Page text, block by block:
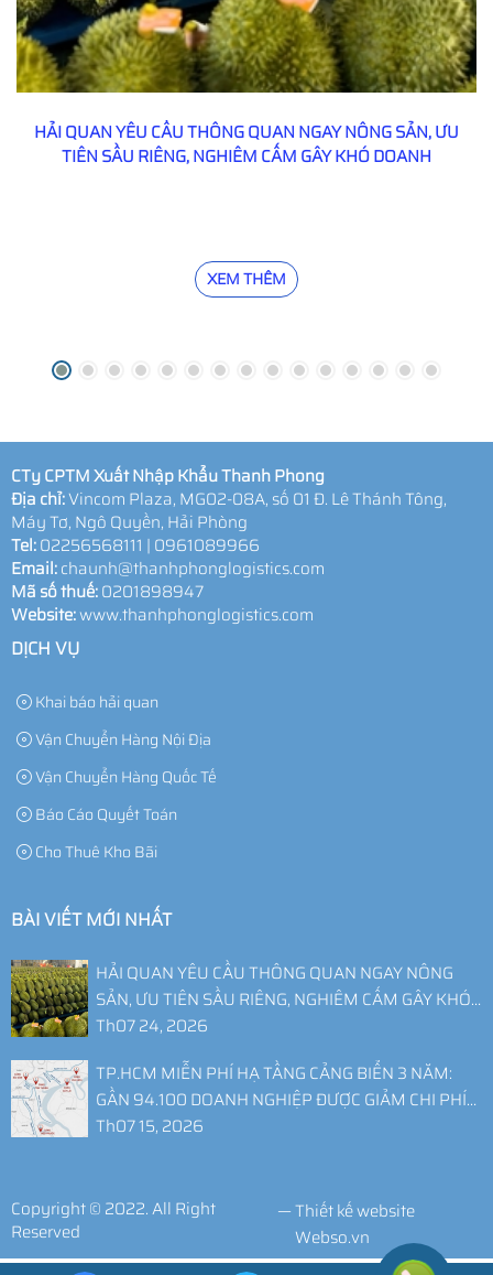
HẢI QUAN YÊU CẦU THÔNG QUAN NGAY NÔNG SẢN, ƯU
TIÊN SẦU RIÊNG, NGHIÊM CẤM GÂY KHÓ DOANH
XEM THÊM
CTy CPTM Xuất Nhập Khẩu Thanh Phong
Địa chỉ:Vincom Plaza, MG02-08A, số 01 Đ. Lê Thánh Tông,
Máy Tơ, Ngô Quyền, Hải Phòng
Tel:02256568111 | 0961089966
Email:chaunh@thanhphonglogistics.com
Mã số thuế:0201898947
Website:www.thanhphonglogistics.com
DỊCH VỤ
Khai báo hải quan
Vận Chuyển Hàng Nội Địa
Vận Chuyển Hàng Quốc Tế
Báo Cáo Quyết Toán
Cho Thuê Kho Bãi
BÀI VIẾT MỚI NHẤT
HẢI QUAN YÊU CẦU THÔNG QUAN NGAY NÔNG
SẢN, ƯU TIÊN SẦU RIÊNG, NGHIÊM CẤM GÂY KHÓ
DOANH NGHIỆP
Th07 24, 2026
TP.HCM MIỄN PHÍ HẠ TẦNG CẢNG BIỂN 3 NĂM:
GẦN 94.100 DOANH NGHIỆP ĐƯỢC GIẢM CHI PHÍ
LOGISTICS
Th07 15, 2026
Copyright © 2022. All Right
Reserved
—Thiết kế website
Webso.vn